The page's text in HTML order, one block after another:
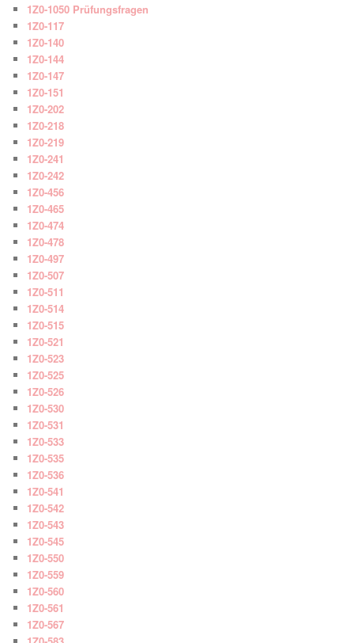
1Z0-1050 Prüfungsfragen
1Z0-117
1Z0-140
1Z0-144
1Z0-147
1Z0-151
1Z0-202
1Z0-218
1Z0-219
1Z0-241
1Z0-242
1Z0-456
1Z0-465
1Z0-474
1Z0-478
1Z0-497
1Z0-507
1Z0-511
1Z0-514
1Z0-515
1Z0-521
1Z0-523
1Z0-525
1Z0-526
1Z0-530
1Z0-531
1Z0-533
1Z0-535
1Z0-536
1Z0-541
1Z0-542
1Z0-543
1Z0-545
1Z0-550
1Z0-559
1Z0-560
1Z0-561
1Z0-567